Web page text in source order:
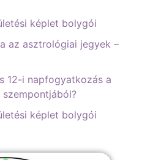
képlet bolygói
az asztrológiai jegyek –
12-i napfogyatkozás a
képlet bolygói